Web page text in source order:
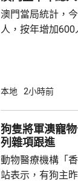
澳門當局統計，
人，按年增加600
方面，上半年從
471人，按年少逾
本地 2小時前
狗隻將軍澳寵
列雜項跟進
動物醫療機構「
站表示，有狗主